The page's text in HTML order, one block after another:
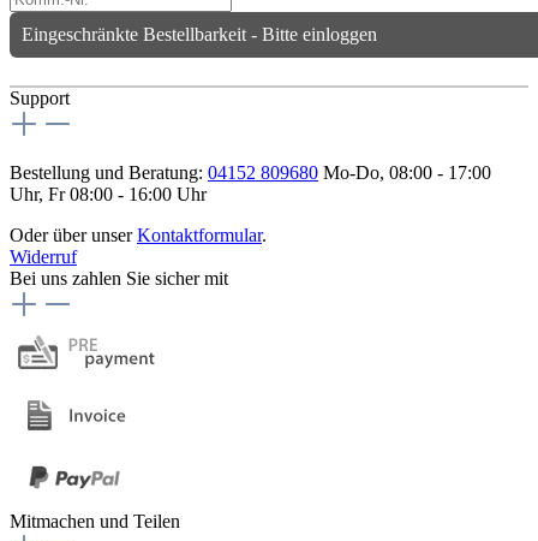
Eingeschränkte Bestellbarkeit - Bitte einloggen
Support
Bestellung und Beratung: 04152 809680 Mo-Do, 08:00 - 17:00
Uhr, Fr 08:00 - 16:00 Uhr
Oder über unserKontaktformular.
Widerruf
Bei uns zahlen Sie sicher mit
Mitmachen und Teilen